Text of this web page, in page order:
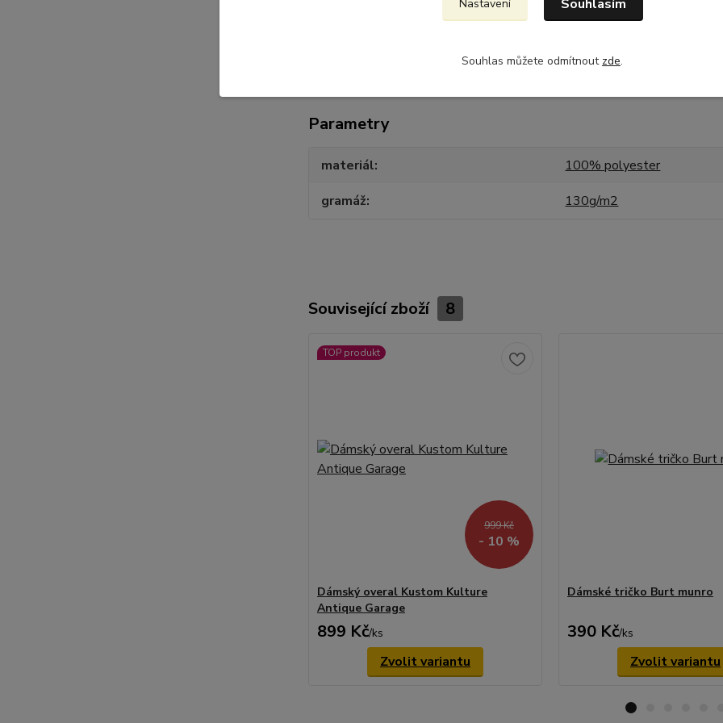
Parametry
materiál
100% polyester
gramáž
130g/m2
Související zboží 8
TOP produkt
999 Kč
- 10 %
Dámský overal Kustom Kulture
Antique Garage
899 Kč/ks
Zvolit variantu
Dámské tričko Burt munro
390 Kč/ks
Zvolit variantu
Nastavení Souhlasím
Souhlas můžete odmítnout zde.